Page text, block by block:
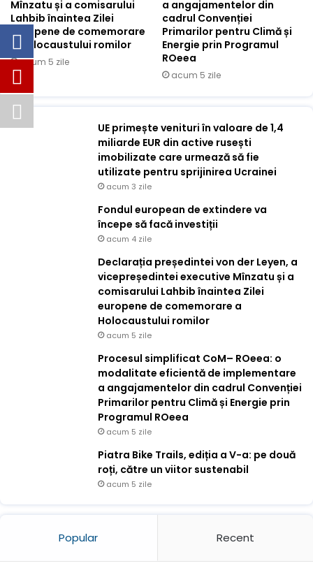
Mînzatu și a comisarului
Lahbib înaintea Zilei
europene de comemorare
a Holocaustului romilor
acum 5 zile
a angajamentelor din
cadrul Convenției
Primarilor pentru Climă și
Energie prin Programul
ROeea
acum 5 zile
UE primește venituri în valoare de 1,4
miliarde EUR din active rusești
imobilizate care urmează să fie
utilizate pentru sprijinirea Ucrainei
acum 3 zile
Fondul european de extindere va
începe să facă investiții
acum 4 zile
Declarația președintei von der Leyen, a
vicepreședintei executive Mînzatu și a
comisarului Lahbib înaintea Zilei
europene de comemorare a
Holocaustului romilor
acum 5 zile
Procesul simplificat CoM– ROeea: o
modalitate eficientă de implementare
a angajamentelor din cadrul Convenției
Primarilor pentru Climă și Energie prin
Programul ROeea
acum 5 zile
Piatra Bike Trails, ediția a V-a: pe două
roți, către un viitor sustenabil
acum 5 zile
Popular Recent